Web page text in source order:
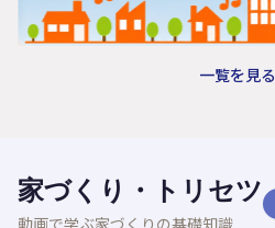
一覧を見る
家づくり・トリセツ